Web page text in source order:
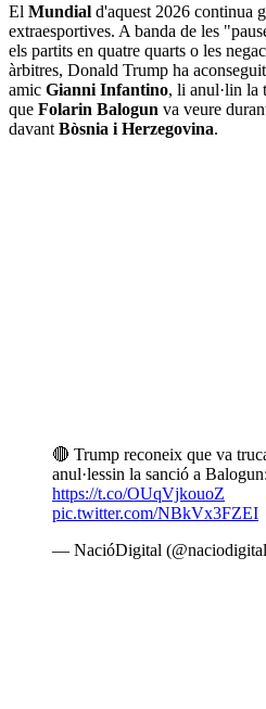
El Mundial d'aquest 2026 continua
extraesportives. A banda de les
els partits en quatre quarts o les
àrbitres, Donald Trump ha
amic Gianni Infantino, li anul·lin la
que Folarin Balogun va veure
davant Bòsnia i Herzegovina.
🔴 Trump reconeix que va
anul·lessin la sanció a
https://t.co/OUqVjkouoZ
pic.twitter.com/NBkVx3FZEI
— NacióDigital